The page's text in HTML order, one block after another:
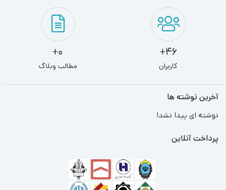
46+
کاربران
0+
مطالب وبلاگ
آخرین نوشته ها
نوشته ای پیدا نشد!
پرداخت آنلاین